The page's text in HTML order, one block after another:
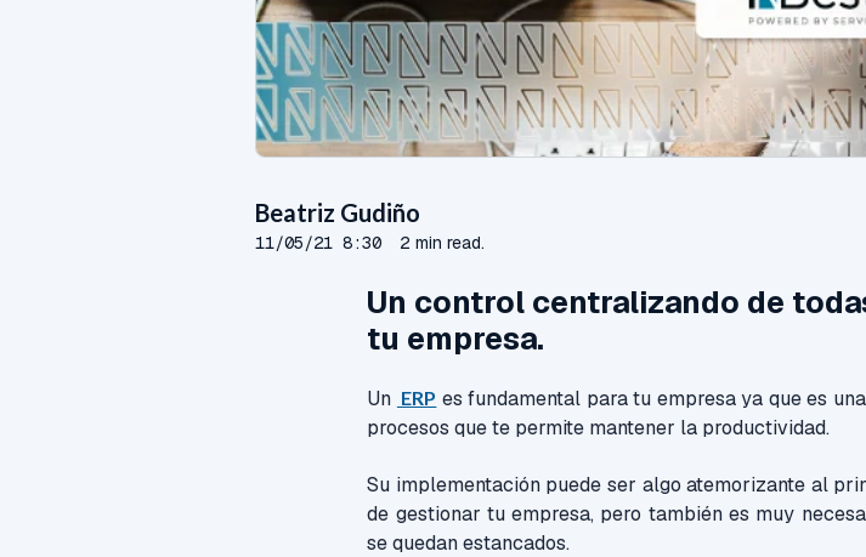
Beatriz Gudiño
11/05/21 8:30 2 min read.
Un control centralizando de
tu empresa.
Un ERP es fundamental para tu empresa ya que es
procesos que te permite mantener la productividad.
Su implementación puede ser algo atemorizante al
de gestionar tu empresa, pero también es muy
se quedan estancados.